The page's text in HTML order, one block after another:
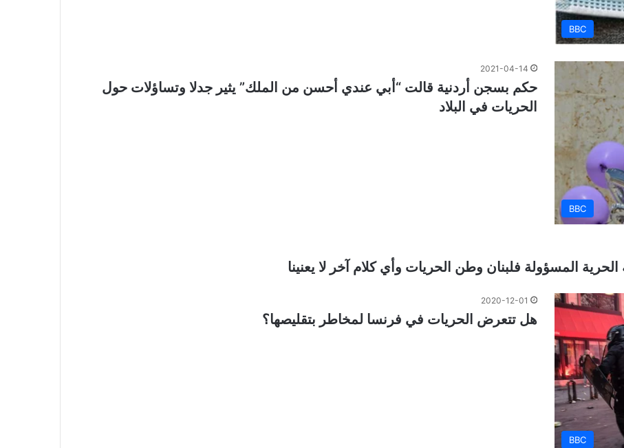
BBC
BBC
2021-04-14
حكم بسجن أردنية قالت “أبي عندي أحسن من الملك” يثير جدلا وتساؤلات حول
الحريات في البلاد
المسؤولة فلبنان وطن الحريات وأي كلام آخر لا يعنينا
BBC
2020-12-01
هل تتعرض الحريات في فرنسا لمخاطر بتقليصها؟